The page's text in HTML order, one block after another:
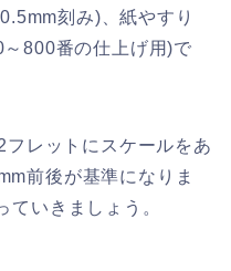
刻み)、紙やすり
800番の仕上げ用)で
レットにスケールをあ
前後が基準になりま
ていきましょう。